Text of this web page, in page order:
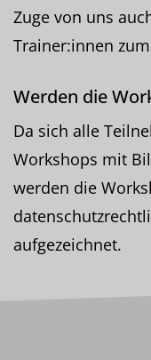
Zuge von uns
Trainer:innen
Werden die
Da sich alle
Workshops mit
werden die
aufgezeichnet.